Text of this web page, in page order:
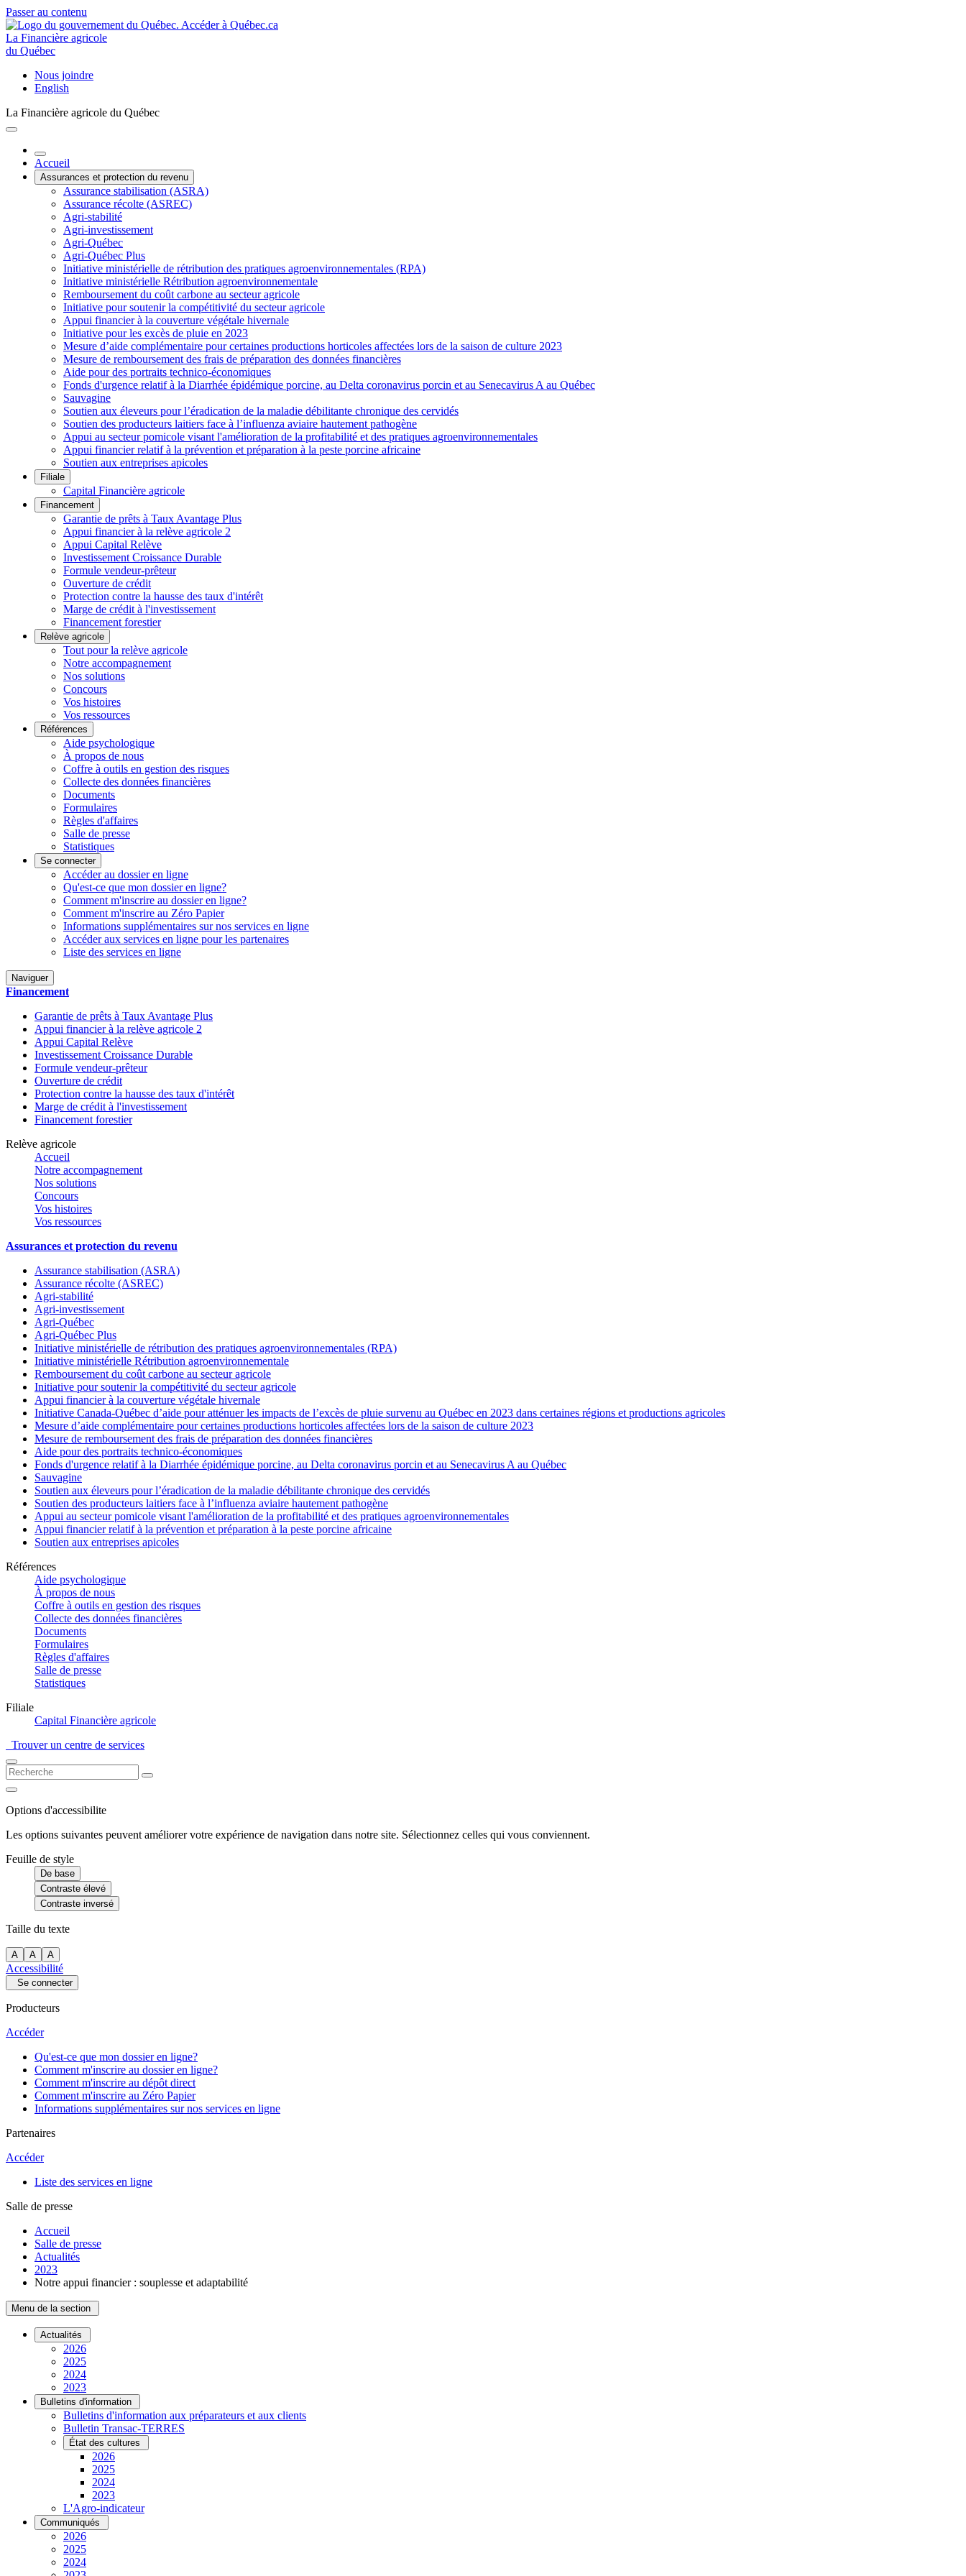
Passer au contenu
La Financière agricole
du Québec
Nous joindre
English
La Financière agricole du Québec
Accueil
Assurances et protection du revenu
Assurance stabilisation (ASRA)
Assurance récolte (ASREC)
Agri-stabilité
Agri-investissement
Agri-Québec
Agri-Québec Plus
Initiative ministérielle de rétribution des pratiques agroenvironnementales (RPA)
Initiative ministérielle Rétribution agroenvironnementale
Remboursement du coût carbone au secteur agricole
Initiative pour soutenir la compétitivité du secteur agricole
Appui financier à la couverture végétale hivernale
Initiative pour les excès de pluie en 2023
Mesure d’aide complémentaire pour certaines productions horticoles affectées lors de la saison de culture 2023
Mesure de remboursement des frais de préparation des données financières
Aide pour des portraits technico-économiques
Fonds d'urgence relatif à la Diarrhée épidémique porcine, au Delta coronavirus porcin et au Senecavirus A au Québec
Sauvagine
Soutien aux éleveurs pour l’éradication de la maladie débilitante chronique des cervidés
Soutien des producteurs laitiers face à l’influenza aviaire hautement pathogène
Appui au secteur pomicole visant l'amélioration de la profitabilité et des pratiques agroenvironnementales
Appui financier relatif à la prévention et préparation à la peste porcine africaine
Soutien aux entreprises apicoles
Filiale
Capital Financière agricole
Financement
Garantie de prêts à Taux Avantage Plus
Appui financier à la relève agricole 2
Appui Capital Relève
Investissement Croissance Durable
Formule vendeur-prêteur
Ouverture de crédit
Protection contre la hausse des taux d'intérêt
Marge de crédit à l'investissement
Financement forestier
Relève agricole
Tout pour la relève agricole
Notre accompagnement
Nos solutions
Concours
Vos histoires
Vos ressources
Références
Aide psychologique
À propos de nous
Coffre à outils en gestion des risques
Collecte des données financières
Documents
Formulaires
Règles d'affaires
Salle de presse
Statistiques
Se connecter
Accéder au dossier en ligne
Qu'est-ce que mon dossier en ligne?
Comment m'inscrire au dossier en ligne?
Comment m'inscrire au Zéro Papier
Informations supplémentaires sur nos services en ligne
Accéder aux services en ligne pour les partenaires
Liste des services en ligne
Naviguer
Financement
Garantie de prêts à Taux Avantage Plus
Appui financier à la relève agricole 2
Appui Capital Relève
Investissement Croissance Durable
Formule vendeur-prêteur
Ouverture de crédit
Protection contre la hausse des taux d'intérêt
Marge de crédit à l'investissement
Financement forestier
Relève agricole
Accueil
Notre accompagnement
Nos solutions
Concours
Vos histoires
Vos ressources
Assurances et protection du revenu
Assurance stabilisation (ASRA)
Assurance récolte (ASREC)
Agri-stabilité
Agri-investissement
Agri-Québec
Agri-Québec Plus
Initiative ministérielle de rétribution des pratiques agroenvironnementales (RPA)
Initiative ministérielle Rétribution agroenvironnementale
Remboursement du coût carbone au secteur agricole
Initiative pour soutenir la compétitivité du secteur agricole
Appui financier à la couverture végétale hivernale
Initiative Canada-Québec d’aide pour atténuer les impacts de l’excès de pluie survenu au Québec en 2023 dans certaines régions et productions agricoles
Mesure d’aide complémentaire pour certaines productions horticoles affectées lors de la saison de culture 2023
Mesure de remboursement des frais de préparation des données financières
Aide pour des portraits technico-économiques
Fonds d'urgence relatif à la Diarrhée épidémique porcine, au Delta coronavirus porcin et au Senecavirus A au Québec
Sauvagine
Soutien aux éleveurs pour l’éradication de la maladie débilitante chronique des cervidés
Soutien des producteurs laitiers face à l’influenza aviaire hautement pathogène
Appui au secteur pomicole visant l'amélioration de la profitabilité et des pratiques agroenvironnementales
Appui financier relatif à la prévention et préparation à la peste porcine africaine
Soutien aux entreprises apicoles
Références
Aide psychologique
À propos de nous
Coffre à outils en gestion des risques
Collecte des données financières
Documents
Formulaires
Règles d'affaires
Salle de presse
Statistiques
Filiale
Capital Financière agricole
Trouver un centre de services
Options d'accessibilite
Les options suivantes peuvent améliorer votre expérience de navigation dans notre site. Sélectionnez celles qui vous conviennent.
Feuille de style
De base
Contraste élevé
Contraste inversé
Taille du texte
A A A
Accessibilité
Se connecter
Producteurs
Accéder
Qu'est-ce que mon dossier en ligne?
Comment m'inscrire au dossier en ligne?
Comment m'inscrire au dépôt direct
Comment m'inscrire au Zéro Papier
Informations supplémentaires sur nos services en ligne
Partenaires
Accéder
Liste des services en ligne
Salle de presse
Accueil
Salle de presse
Actualités
2023
Notre appui financier : souplesse et adaptabilité
Menu de la section
Actualités
2026
2025
2024
2023
Bulletins d'information
Bulletins d'information aux préparateurs et aux clients
Bulletin Transac-TERRES
État des cultures
2026
2025
2024
2023
L'Agro-indicateur
Communiqués
2026
2025
2024